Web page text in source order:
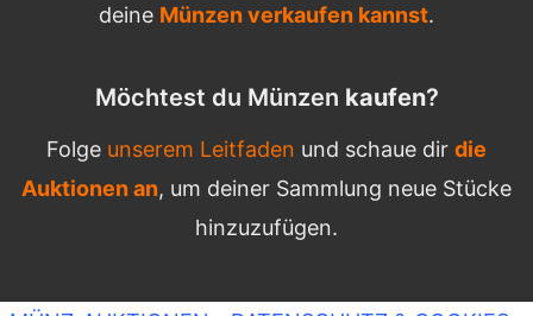
deine Münzen verkaufen kannst.
Möchtest du Münzen kaufen?
Folge unserem Leitfaden und schaue dir die
Auktionen an, um deiner Sammlung neue Stücke
hinzuzufügen.